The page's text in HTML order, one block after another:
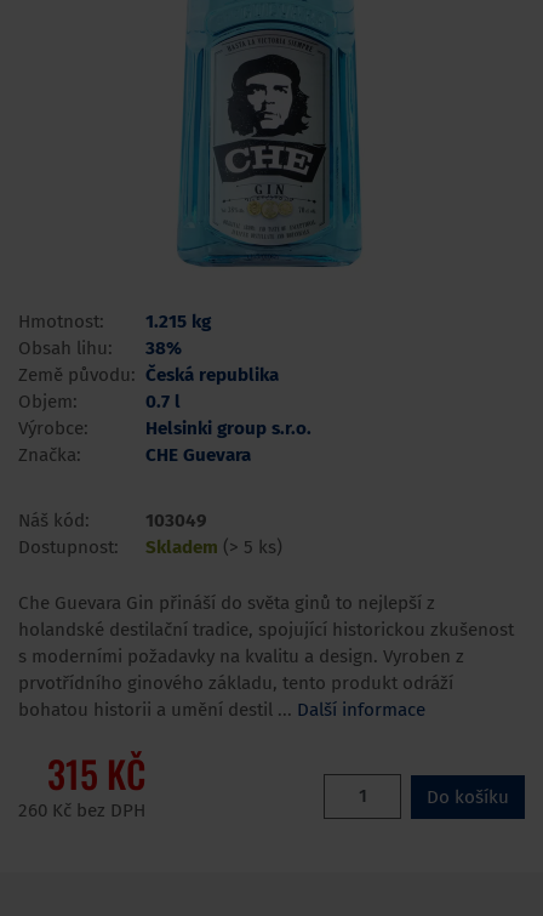
Hmotnost:
1.215 kg
Obsah lihu:
38%
Země původu: Česká republika
Objem:
0.7 l
Výrobce:
Helsinki group s.r.o.
Značka:
CHE Guevara
Náš kód:
103049
Dostupnost:
Skladem (> 5 ks)
Che Guevara Gin přináší do světa ginů to nejlepší z
holandské destilační tradice, spojující historickou zkušenost
s moderními požadavky na kvalitu a design. Vyroben z
prvotřídního ginového základu, tento produkt odráží
bohatou historii a umění destil ... Další informace
315 KČ
260 Kč bez DPH
Do košíku